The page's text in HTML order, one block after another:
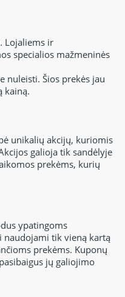
Lojaliems ir
specialios mažmeninės
nuleisti. Šios prekės jau
kainą.
unikalių akcijų, kuriomis
galioja tik sandėlyje
prekėms, kurių
ypatingoms
naudojami tik vieną kartą
prekėms. Kuponų
jų galiojimo